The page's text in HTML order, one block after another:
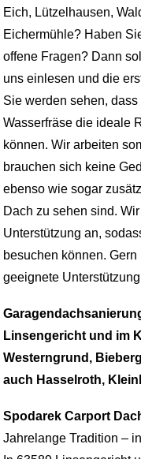
Eich, Lützelhausen,
Eichermühle? Haben
offene Fragen? Dann
uns einlesen und die
Sie werden sehen,
Wasserfräse die ideale
können. Wir arbeiten
brauchen sich keine
ebenso wie sogar
Dach zu sehen sind.
Unterstützung an,
besuchen können.
geeignete
Linsengericht und im
Westerngrund,
auch Hasselroth,
Spodarek Carport
Jahrelange Tradition –